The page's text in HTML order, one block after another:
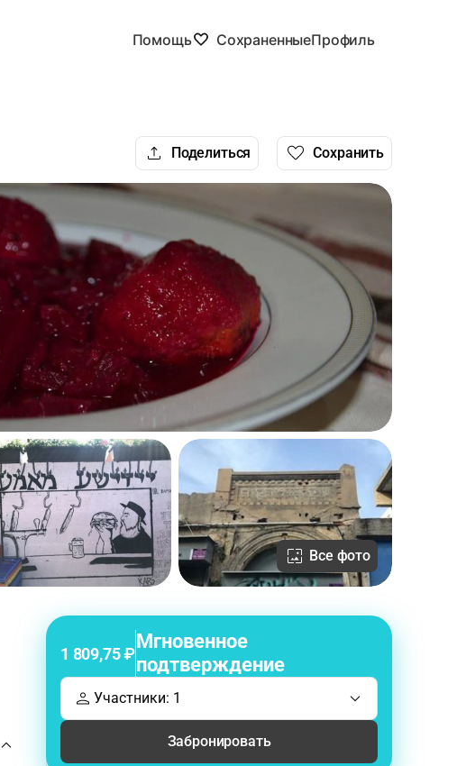
Помощь СохраненныеПрофиль
Поделиться Сохранить
Все фото
1 809,75 ₽
Мгновенное
подтверждение
Участники: 1
Забронировать